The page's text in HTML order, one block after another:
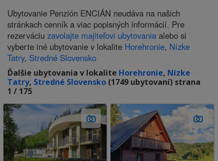
Ubytovanie Penzión ENCIÁN neudáva na našich
stránkach cenník a viac popisných informácií. Pre
rezerváciu zavolajte majiteľovi ubytovania alebo si
vyberte iné ubytovanie v lokalite Horehronie, Nízke
Tatry, Stredné Slovensko
Ďalšie ubytovania v lokalite Horehronie, Nízke
Tatry, Stredné Slovensko (1749 ubytovaní) strana
1 / 175